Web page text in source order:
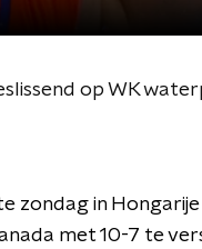
op WK
zondag in
met 10-7 te